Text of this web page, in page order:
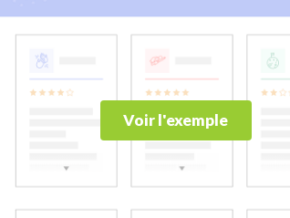
Voir l'exemple